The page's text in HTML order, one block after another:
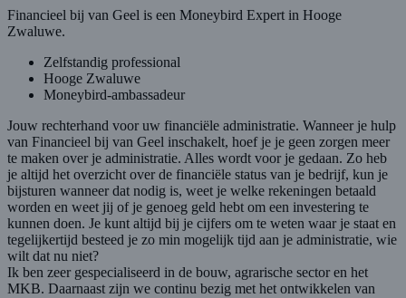
Financieel bij van Geel is een Moneybird Expert in Hooge
Zwaluwe.
Zelfstandig professional
Hooge Zwaluwe
Moneybird-ambassadeur
Jouw rechterhand voor uw financiële administratie. Wanneer je hulp
van Financieel bij van Geel inschakelt, hoef je je geen zorgen meer
te maken over je administratie. Alles wordt voor je gedaan. Zo heb
je altijd het overzicht over de financiële status van je bedrijf, kun je
bijsturen wanneer dat nodig is, weet je welke rekeningen betaald
worden en weet jij of je genoeg geld hebt om een investering te
kunnen doen. Je kunt altijd bij je cijfers om te weten waar je staat en
tegelijkertijd besteed je zo min mogelijk tijd aan je administratie, wie
wilt dat nu niet?
Ik ben zeer gespecialiseerd in de bouw, agrarische sector en het
MKB. Daarnaast zijn we continu bezig met het ontwikkelen van